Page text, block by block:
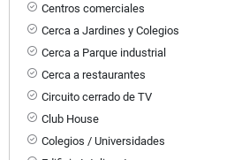
Centros comerciales
Cerca a Jardines y Colegios
Cerca a Parque industrial
Cerca a restaurantes
Circuito cerrado de TV
Club House
Colegios / Universidades